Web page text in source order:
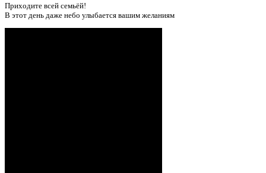
Приходите всей семьёй!
В этот день даже небо улыбается вашим желаниям